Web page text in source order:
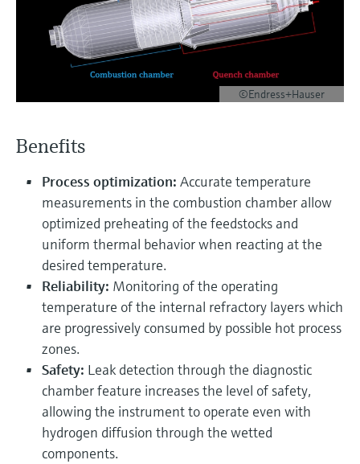
产品工具
通过产品筛选，选择测量仪表
通过产品特性查找适当的测量设备、软件或
通过应用参数查找、选择并配置产品
Device Viewer
查找产品具体信息和文档
备件查找工具
您可通过产品型号、订单代码或序列号，轻
松查找所需备件。
伺服液位测量
机电式物位测量
Level measurement with pressure
营养盐分析仪和传感器
金属分析仪
微波传输测量原理
Memosens数字技术
选购全部
选购全部
选购全部
所有行业的关注焦点
工业领域的可持续发展解决方案
数字化驱动流程工业转型升级
决策级过程透明度，赋能卓越运营
©Endress+Hauser
Benefits
Process optimization: Accurate temperature
measurements in the combustion chamber allow
optimized preheating of the feedstocks and
uniform thermal behavior when reacting at the
desired temperature.
Reliability: Monitoring of the operating
temperature of the internal refractory layers which
are progressively consumed by possible hot process
zones.
Safety: Leak detection through the diagnostic
chamber feature increases the level of safety,
allowing the instrument to operate even with
hydrogen diffusion through the wetted
components.